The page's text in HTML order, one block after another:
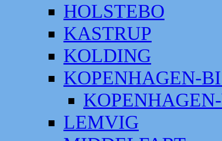
HOLSTEBO
KASTRUP
KOLDING
KOPENHAGEN-
LEMVIG